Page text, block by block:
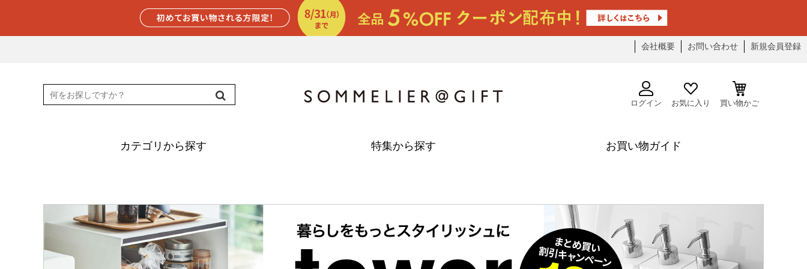
会社概要 お問い合わせ 新規会員登録
ログイン お気に入り 買い物かご
カテゴリから探す 特集から探す お買い物ガイド